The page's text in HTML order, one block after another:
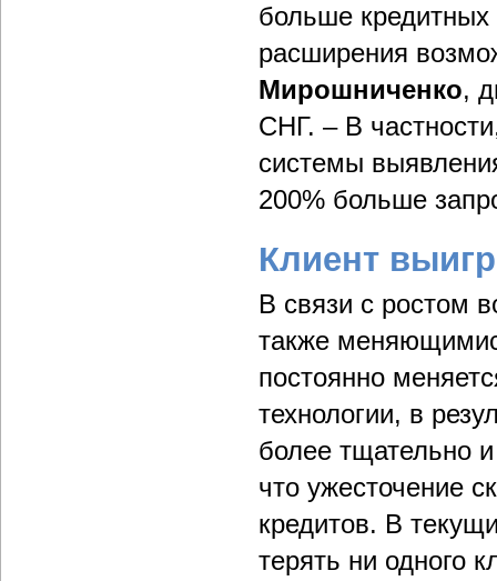
больше
расширения
Мирошниченко,
СНГ. – В
системы
200% больше
Клиент
В связи с ростом
также
постоянно
технологии, в
более тщательно
что ужесточение
кредитов. В
терять ни одного